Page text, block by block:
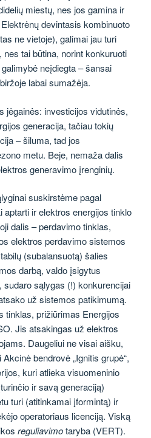
miestų, nes jos gamina ir
devintasis kombinuoto
ne vietoje), galimai jau turi
tai būtina, norint konkuruoti
neįdiegta – šansai
labai sumažėja.
jėgainės: investicijos vidutinės,
generacija, tačiau tokių
– šiluma, tad jos
metu. Beje, nemaža dalis
generavimo įrenginių.
suskirstėme pagal
aptarti ir elektros energijos tinklo
dalis – perdavimo tinklas,
elektros perdavimo sistemos
(subalansuotą) šalies
darbą, valdo įsigytus
sąlygas (!) konkurencijai
už sistemos patikimumą.
tinklas, prižiūrimas Energijos
Jis atsakingas už elektros
Daugeliui ne visai aišku,
bendrovė „Ignitis grupė“,
kuri atlieka visuomeninio
ir savą generaciją)
turi (atitinkamai įformintą) ir
operatoriaus licenciją. Viską
reguliavimotaryba (VERT).